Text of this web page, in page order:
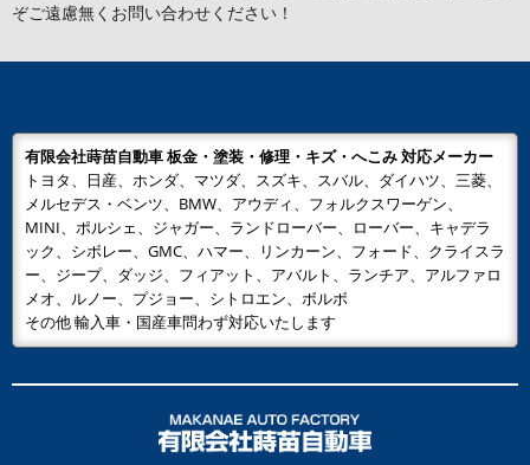
ぞご遠慮無くお問い合わせください！
有限会社蒔苗自動車 板金・塗装・修理・キズ・へこみ 対応メーカー
トヨタ、日産、ホンダ、マツダ、スズキ、スバル、ダイハツ、三菱、
メルセデス・ベンツ、BMW、アウディ、フォルクスワーゲン、
MINI、ポルシェ、ジャガー、ランドローバー、ローバー、キャデラ
ック、シボレー、GMC、ハマー、リンカーン、フォード、クライスラ
ー、ジープ、ダッジ、フィアット、アバルト、ランチア、アルファロ
メオ、ルノー、プジョー、シトロエン、ボルボ
その他 輸入車・国産車問わず対応いたします